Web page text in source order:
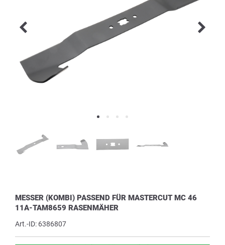
MESSER (KOMBI) PASSEND FÜR MASTERCUT MC 46
11A-TAM8659 RASENMÄHER
Art.-ID: 6386807